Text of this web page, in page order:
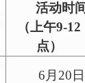
活动时间
（上午9-12
点）
6月20日